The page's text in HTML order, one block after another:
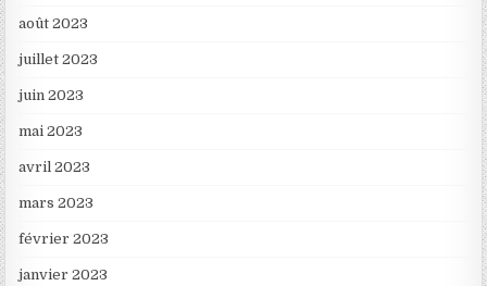
août 2023
juillet 2023
juin 2023
mai 2023
avril 2023
mars 2023
février 2023
janvier 2023